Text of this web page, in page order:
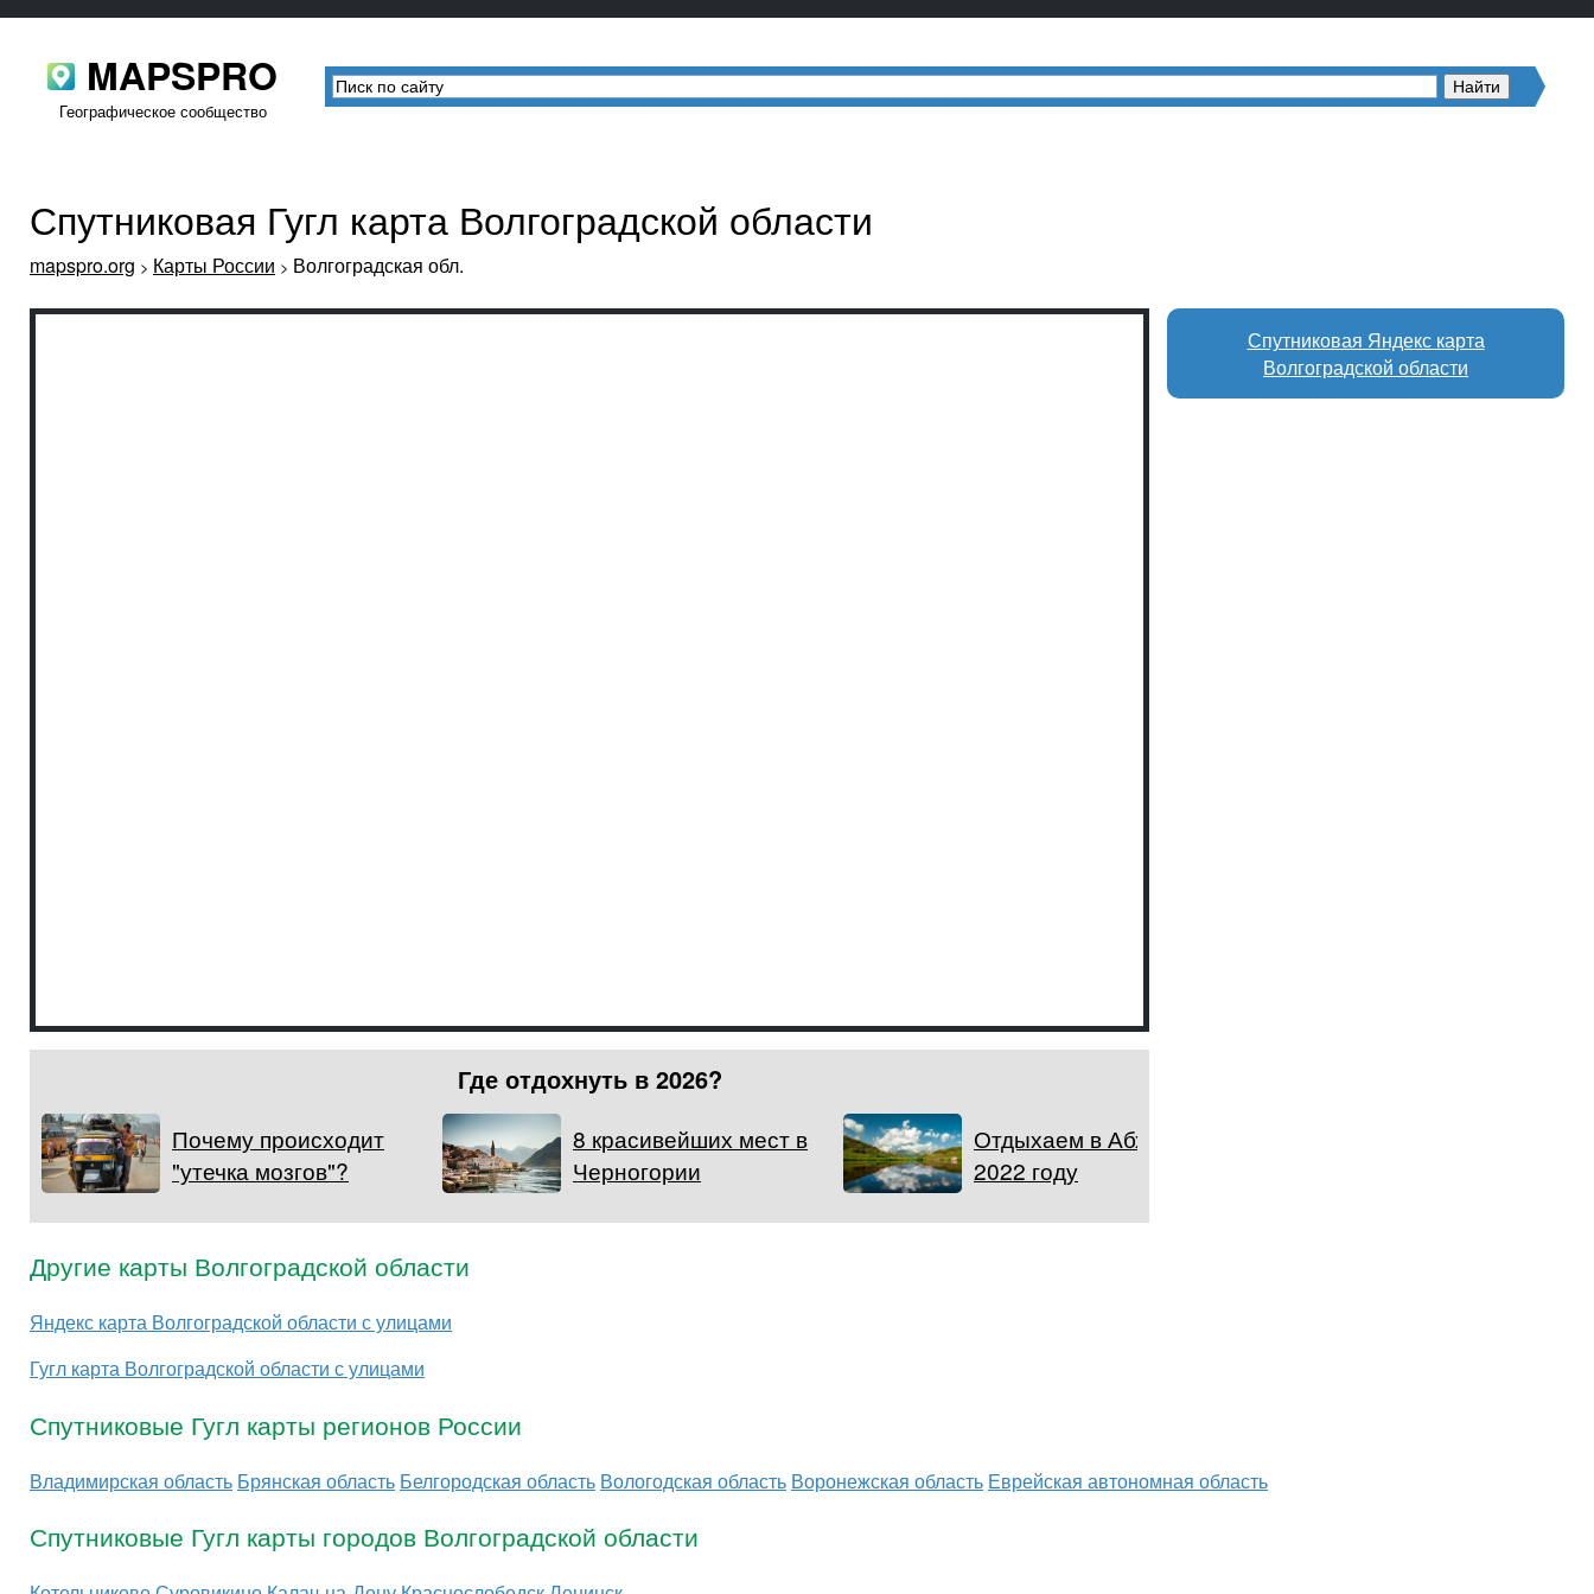
MAPSPRO
Географическое сообщество
Спутниковая Гугл карта Волгоградской области
mapspro.org > Карты России > Волгоградская обл.
Где отдохнуть в 2026?
Почему происходит
"утечка мозгов"?
8 красивейших мест в
Черногории
Отдыхаем в Абхазии в
2022 году
Спутниковая Яндекс карта
Волгоградской области
Другие карты Волгоградской области
Яндекс карта Волгоградской области с улицами
Гугл карта Волгоградской области с улицами
Спутниковые Гугл карты регионов России
Владимирская область Брянская область Белгородская область Вологодская область Воронежская область Еврейская автономная область
Спутниковые Гугл карты городов Волгоградской области